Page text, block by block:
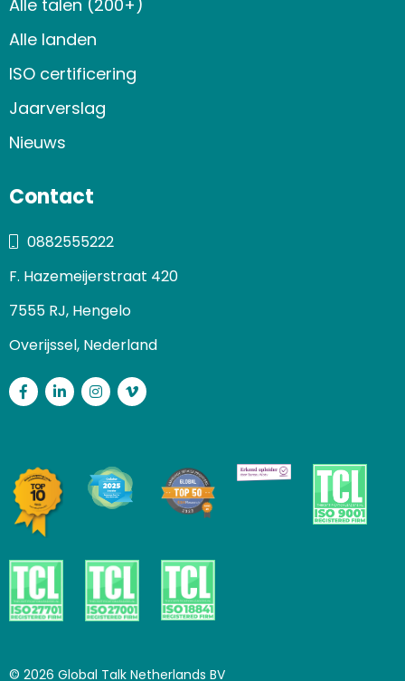
Alle talen (200+)
Alle landen
ISO certificering
Jaarverslag
Nieuws
Contact
0882555222
F. Hazemeijerstraat 420
7555 RJ, Hengelo
Overijssel, Nederland
Facebook
LinkedInInstagram
Vimeo
© 2026 Global Talk Netherlands BV